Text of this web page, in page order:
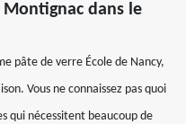
dans le
pâte de verre École de Nancy,
Vous ne connaissez pas quoi
qui nécessitent beaucoup de